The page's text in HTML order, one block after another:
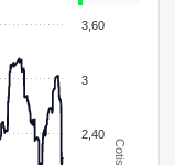
2,40
3
3,60